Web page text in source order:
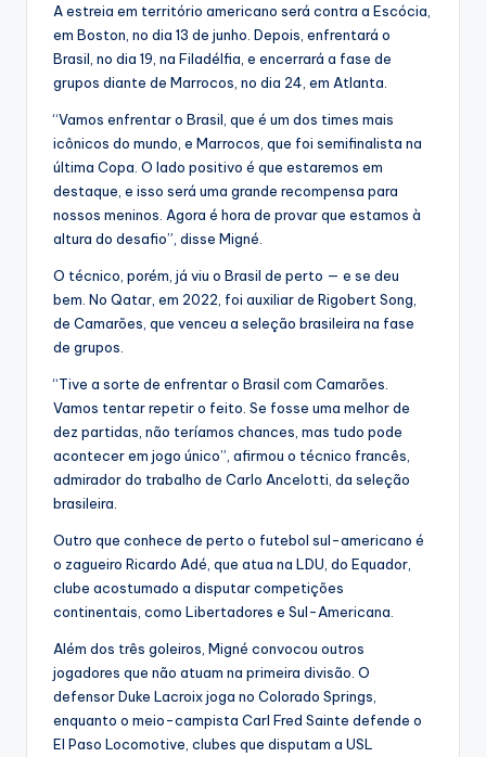
A estreia em território americano será contra a Escócia,
em Boston, no dia 13 de junho. Depois, enfrentará o
Brasil, no dia 19, na Filadélfia, e encerrará a fase de
grupos diante de Marrocos, no dia 24, em Atlanta.
“Vamos enfrentar o Brasil, que é um dos times mais
icônicos do mundo, e Marrocos, que foi semifinalista na
última Copa. O lado positivo é que estaremos em
destaque, e isso será uma grande recompensa para
nossos meninos. Agora é hora de provar que estamos à
altura do desafio”, disse Migné.
O técnico, porém, já viu o Brasil de perto — e se deu
bem. No Qatar, em 2022, foi auxiliar de Rigobert Song,
de Camarões, que venceu a seleção brasileira na fase
de grupos.
“Tive a sorte de enfrentar o Brasil com Camarões.
Vamos tentar repetir o feito. Se fosse uma melhor de
dez partidas, não teríamos chances, mas tudo pode
acontecer em jogo único”, afirmou o técnico francês,
admirador do trabalho de Carlo Ancelotti, da seleção
brasileira.
Outro que conhece de perto o futebol sul-americano é
o zagueiro Ricardo Adé, que atua na LDU, do Equador,
clube acostumado a disputar competições
continentais, como Libertadores e Sul-Americana.
Além dos três goleiros, Migné convocou outros
jogadores que não atuam na primeira divisão. O
defensor Duke Lacroix joga no Colorado Springs,
enquanto o meio-campista Carl Fred Sainte defende o
El Paso Locomotive, clubes que disputam a USL